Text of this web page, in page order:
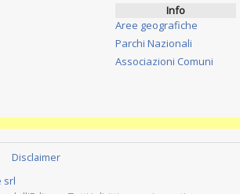
Info
Aree geografiche
Parchi Nazionali
Associazioni Comuni
Disclaimer
srl